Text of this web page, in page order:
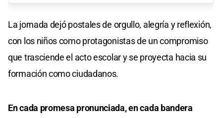
La jornada dejó postales de orgullo, alegría y reflexión,
con los niños como protagonistas de un compromiso
que trasciende el acto escolar y se proyecta hacia su
formación como ciudadanos.
En cada promesa pronunciada, en cada bandera